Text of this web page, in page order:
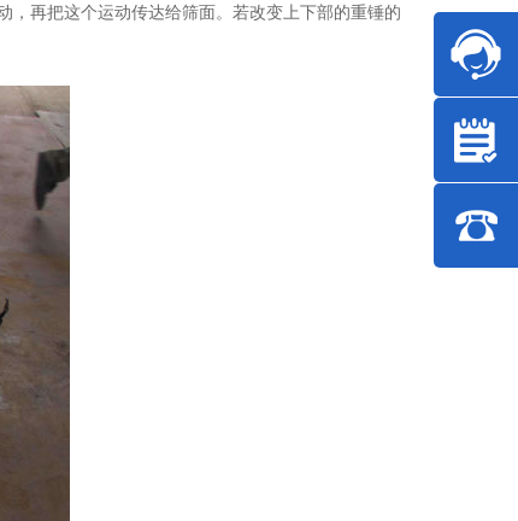
，再把这个运动传达给筛面。若改变上下部的重锤的